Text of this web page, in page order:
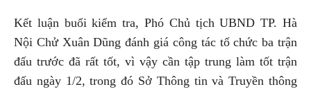
Kết luận buổi kiểm tra, Phó Chủ tịch UBND TP. Hà
Nội Chử Xuân Dũng đánh giá công tác tổ chức ba trận
đấu trước đã rất tốt, vì vậy cần tập trung làm tốt trận
đấu ngày 1/2, trong đó Sở Thông tin và Truyền thông